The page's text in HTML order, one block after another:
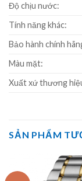
Độ chịu nước:
Tính năng khác:
Bảo hành chính
Màu mặt:
Xuất xứ thương
SẢN PHẨM